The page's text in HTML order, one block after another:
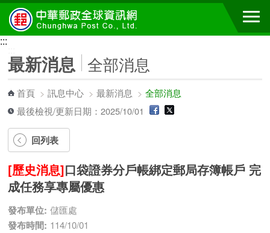
跳到主要內容區塊
:::
最新消息 全部消息
首頁 >訊息中心 >最新消息 >全部消息
最後檢視/更新日期：2025/10/01
回列表
[歷史消息]口袋證券分戶帳綁定郵局存簿帳戶 完
成任務享專屬優惠
發布單位: 儲匯處
發布時間: 114/10/01